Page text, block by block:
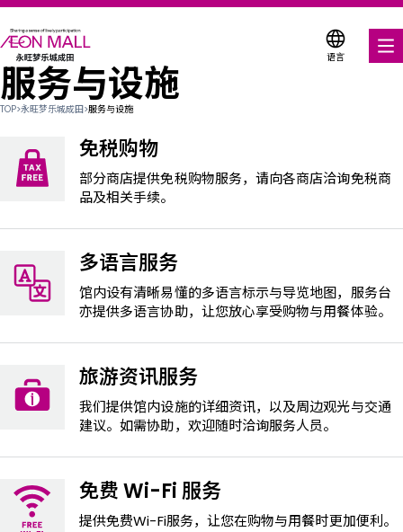
语言
美食饕餮
各种店铺优惠券
服务与设施
楼层平面图
搜索永旺梦乐城
服务与设施
TOP>永旺梦乐城成田>服务与设施
免税购物
部分商店提供免税购物服务，请向各商店洽询免税商
品及相关手续。
多语言服务
馆内设有清晰易懂的多语言标示与导览地图，服务台
亦提供多语言协助，让您放心享受购物与用餐体验。
旅游资讯服务
我们提供馆内设施的详细资讯，以及周边观光与交通
建议。如需协助，欢迎随时洽询服务人员。
免费 Wi-Fi 服务
提供免费Wi-Fi服务，让您在购物与用餐时更加便利。